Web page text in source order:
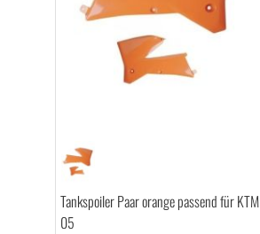
Tankspoiler Paar orange passend für KTM
05